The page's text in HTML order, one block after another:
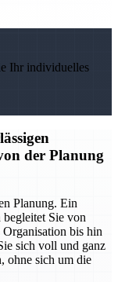
Ihr individuelles
der Planung
Planung. Ein
Sie von
bis hin
sich voll und ganz
ohne sich um die